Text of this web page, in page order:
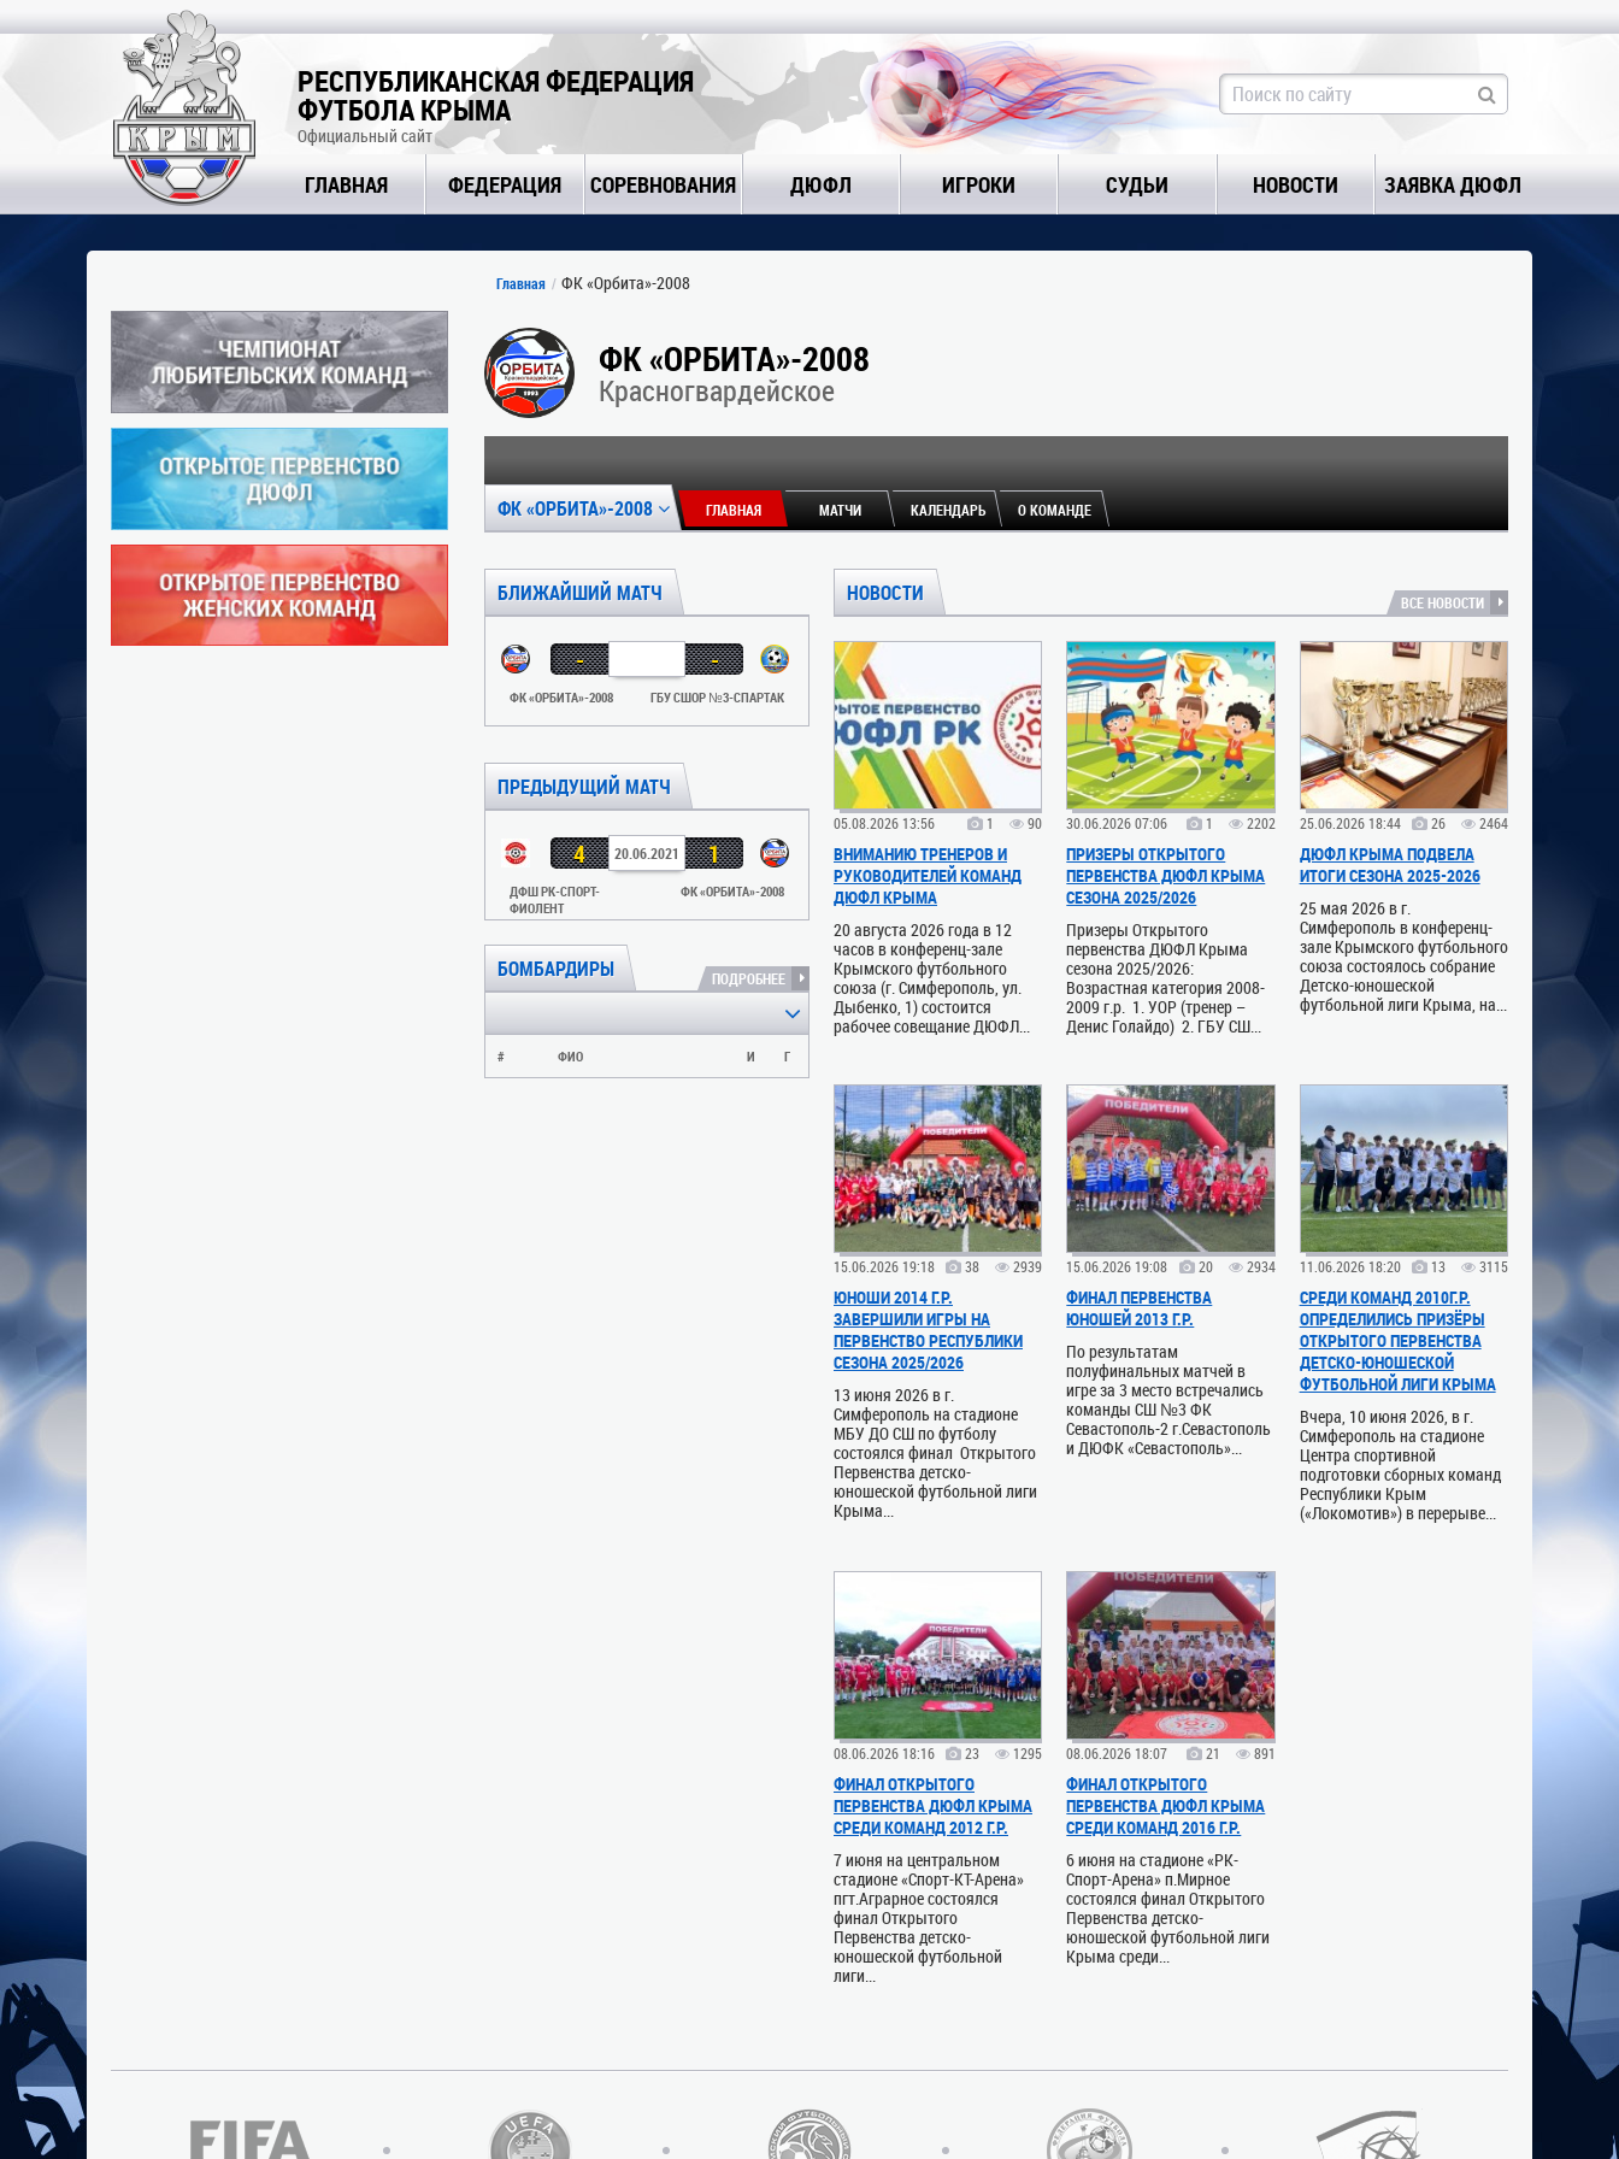
РЕСПУБЛИКАНСКАЯ ФЕДЕРАЦИЯ
ФУТБОЛА КРЫМА
Официальный сайт
ГЛАВНАЯ ФЕДЕРАЦИЯ СОРЕВНОВАНИЯ ДЮФЛ ИГРОКИ СУДЬИ НОВОСТИ ЗАЯВКА ДЮФЛ
Главная ФК «Орбита»-2008
ФК «ОРБИТА»-2008
Красногвардейское
ФК «ОРБИТА»-2008 ГЛАВНАЯ МАТЧИ КАЛЕНДАРЬ О КОМАНДЕ
БЛИЖАЙШИЙ МАТЧ
- -
ФК «ОРБИТА»-2008 ГБУ СШОР №3-СПАРТАК
ПРЕДЫДУЩИЙ МАТЧ
4 20.06.2021 1
ДФШ РК-СПОРТ-
ФИОЛЕНТ
ФК «ОРБИТА»-2008
БОМБАРДИРЫ ПОДРОБНЕЕ
# ФИО И Г
НОВОСТИ ВСЕ НОВОСТИ
05.08.2026 13:56 1 90
ВНИМАНИЮ ТРЕНЕРОВ И
РУКОВОДИТЕЛЕЙ КОМАНД
ДЮФЛ КРЫМА
20 августа 2026 года в 12
часов в конференц-зале
Крымского футбольного
союза (г. Симферополь, ул.
Дыбенко, 1) состоится
рабочее совещание ДЮФЛ...
30.06.2026 07:06 1 2202
ПРИЗЕРЫ ОТКРЫТОГО
ПЕРВЕНСТВА ДЮФЛ КРЫМА
СЕЗОНА 2025/2026
Призеры Открытого
первенства ДЮФЛ Крыма
сезона 2025/2026:
Возрастная категория 2008-
2009 г.р. 1. УОР (тренер –
Денис Голайдо) 2. ГБУ СШ...
25.06.2026 18:44 26 2464
ДЮФЛ КРЫМА ПОДВЕЛА
ИТОГИ СЕЗОНА 2025-2026
25 мая 2026 в г.
Симферополь в конференц-
зале Крымского футбольного
союза состоялось собрание
Детско-юношеской
футбольной лиги Крыма, на...
15.06.2026 19:18 38 2939
ЮНОШИ 2014 Г.Р.
ЗАВЕРШИЛИ ИГРЫ НА
ПЕРВЕНСТВО РЕСПУБЛИКИ
СЕЗОНА 2025/2026
13 июня 2026 в г.
Симферополь на стадионе
МБУ ДО СШ по футболу
состоялся финал Открытого
Первенства детско-
юношеской футбольной лиги
Крыма...
15.06.2026 19:08 20 2934
ФИНАЛ ПЕРВЕНСТВА
ЮНОШЕЙ 2013 Г.Р.
По результатам
полуфинальных матчей в
игре за 3 место встречались
команды СШ №3 ФК
Севастополь-2 г.Севастополь
и ДЮФК «Севастополь»...
11.06.2026 18:20 13 3115
СРЕДИ КОМАНД 2010Г.Р.
ОПРЕДЕЛИЛИСЬ ПРИЗЁРЫ
ОТКРЫТОГО ПЕРВЕНСТВА
ДЕТСКО-ЮНОШЕСКОЙ
ФУТБОЛЬНОЙ ЛИГИ КРЫМА
Вчера, 10 июня 2026, в г.
Симферополь на стадионе
Центра спортивной
подготовки сборных команд
Республики Крым
(«Локомотив») в перерыве...
08.06.2026 18:16 23 1295
ФИНАЛ ОТКРЫТОГО
ПЕРВЕНСТВА ДЮФЛ КРЫМА
СРЕДИ КОМАНД 2012 Г.Р.
7 июня на центральном
стадионе «Спорт-КТ-Арена»
пгт.Аграрное состоялся
финал Открытого
Первенства детско-
юношеской футбольной
лиги...
08.06.2026 18:07 21 891
ФИНАЛ ОТКРЫТОГО
ПЕРВЕНСТВА ДЮФЛ КРЫМА
СРЕДИ КОМАНД 2016 Г.Р.
6 июня на стадионе «РК-
Спорт-Арена» п.Мирное
состоялся финал Открытого
Первенства детско-
юношеской футбольной лиги
Крыма среди...